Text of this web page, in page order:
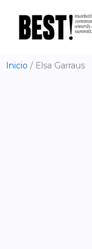
contenido
Inicio Elsa Garraus